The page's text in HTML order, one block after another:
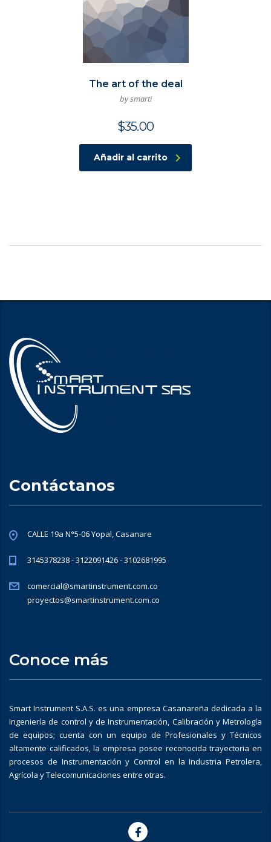
The art of the deal
by smarti
$35.00
Añadir al carrito
Contáctanos
CALLE 19a N°5-06 Yopal, Casanare
3145378238 - 3122091426 - 3102681995
comercial@smartinstrument.com.co
proyectos@smartinstrument.com.co
Conoce más
Smart Instrument S.A.S. es una empresa Casanareña dedicada a la
Ingeniería de control y de Instrumentación, Calibración y Metrología
de equipos; cuenta con un equipo de Profesionales y Técnicos
altamente calificados, la empresa posee reconocida trayectoria en
procesos de Instrumentación y Control en la Industria Petrolera,
Agrícola y Telecomunicaciones entre otras.